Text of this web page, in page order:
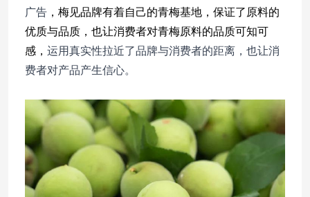
广告 ，梅见品牌有着自己的青梅基地，保证了原料的
优质与品质，也让消费者对青梅原料的品质可知可
感， 运用真实性拉近了品牌与消费者的距离，也让消
费者对产品产生信心。